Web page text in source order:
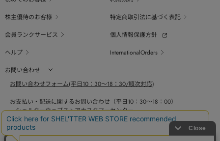
株主優待のお客様
特定商取引法に基づく表記
会員ランクサービス
個人情報保護方針
ヘルプ
InternationalOrders
お問い合わせ
お問い合わせフォーム(平日10：30～18：30/順次対応)
お支払い・配送に関するお問い合わせ（平日10：30～18：00）
シェルターウェブストアカスタマーセンター
0800-123-6820
商品の素材、サイズ、仕様等に関するお問い合せ（平日10：30～18：00）
バロックジャパンリミテッドコールセンター